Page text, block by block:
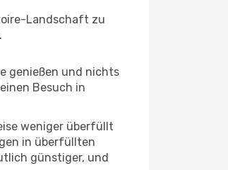
Landschaft zu
genießen und nichts
Besuch in
weniger überfüllt
in überfüllten
günstiger, und